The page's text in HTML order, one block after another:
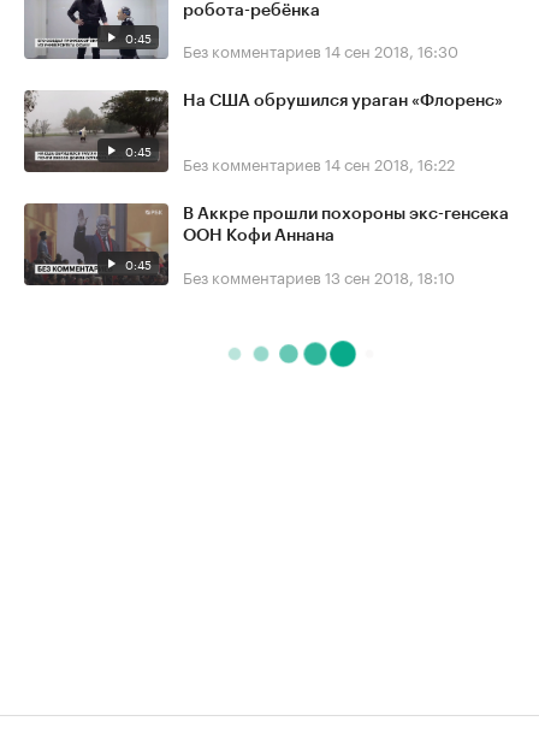
0:45
робота-ребёнка
Без комментариев 14 сен 2018, 16:30
0:45
На США обрушился ураган «Флоренс»
Без комментариев 14 сен 2018, 16:22
0:45
В Аккре прошли похороны экс-генсека
ООН Кофи Аннана
Без комментариев 13 сен 2018, 18:10